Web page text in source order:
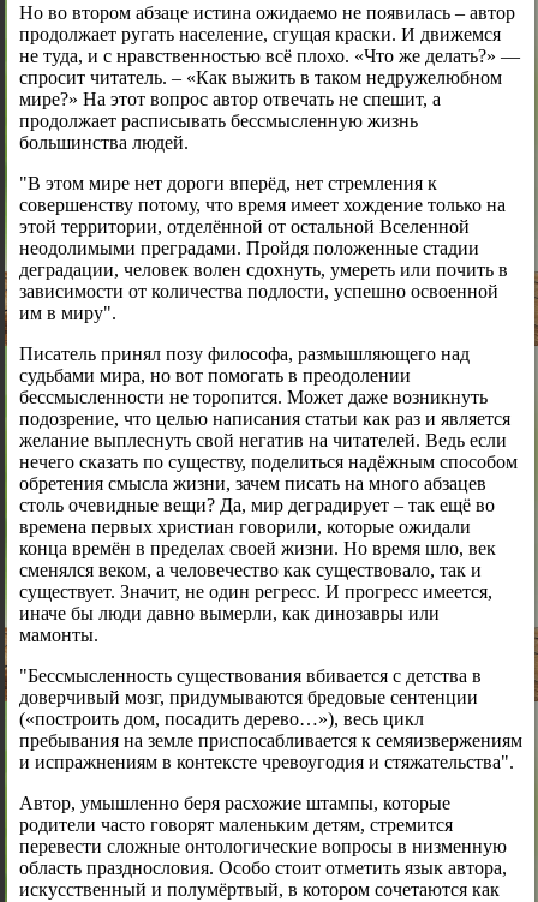
Но во втором абзаце истина ожидаемо не появилась – автор
продолжает ругать население, сгущая краски. И движемся
не туда, и с нравственностью всё плохо. «Что же делать?» —
спросит читатель. – «Как выжить в таком недружелюбном
мире?» На этот вопрос автор отвечать не спешит, а
продолжает расписывать бессмысленную жизнь
большинства людей.
"В этом мире нет дороги вперёд, нет стремления к
совершенству потому, что время имеет хождение только на
этой территории, отделённой от остальной Вселенной
неодолимыми преградами. Пройдя положенные стадии
деградации, человек волен сдохнуть, умереть или почить в
зависимости от количества подлости, успешно освоенной
им в миру".
Писатель принял позу философа, размышляющего над
судьбами мира, но вот помогать в преодолении
бессмысленности не торопится. Может даже возникнуть
подозрение, что целью написания статьи как раз и является
желание выплеснуть свой негатив на читателей. Ведь если
нечего сказать по существу, поделиться надёжным способом
обретения смысла жизни, зачем писать на много абзацев
столь очевидные вещи? Да, мир деградирует – так ещё во
времена первых христиан говорили, которые ожидали
конца времён в пределах своей жизни. Но время шло, век
сменялся веком, а человечество как существовало, так и
существует. Значит, не один регресс. И прогресс имеется,
иначе бы люди давно вымерли, как динозавры или
мамонты.
"Бессмысленность существования вбивается с детства в
доверчивый мозг, придумываются бредовые сентенции
(«построить дом, посадить дерево…»), весь цикл
пребывания на земле приспосабливается к семяизвержениям
и испражнениям в контексте чревоугодия и стяжательства".
Автор, умышленно беря расхожие штампы, которые
родители часто говорят маленьким детям, стремится
перевести сложные онтологические вопросы в низменную
область празднословия. Особо стоит отметить язык автора,
искусственный и полумёртвый, в котором сочетаются как